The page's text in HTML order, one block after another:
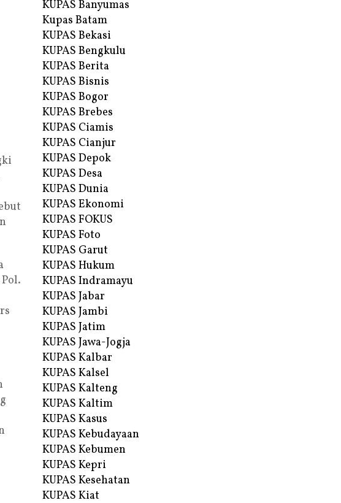
KUPAS Banyumas
Kupas Batam
KUPAS Bekasi
KUPAS Bengkulu
KUPAS Berita
KUPAS Bisnis
KUPAS Bogor
KUPAS Brebes
KUPAS Ciamis
KUPAS Cianjur
KUPAS Depok
KUPAS Desa
KUPAS Dunia
KUPAS Ekonomi
KUPAS FOKUS
KUPAS Foto
KUPAS Garut
KUPAS Hukum
KUPAS Indramayu
KUPAS Jabar
KUPAS Jambi
KUPAS Jatim
KUPAS Jawa-Jogja
KUPAS Kalbar
KUPAS Kalsel
KUPAS Kalteng
KUPAS Kaltim
KUPAS Kasus
KUPAS Kebudayaan
KUPAS Kebumen
KUPAS Kepri
KUPAS Kesehatan
KUPAS Kiat